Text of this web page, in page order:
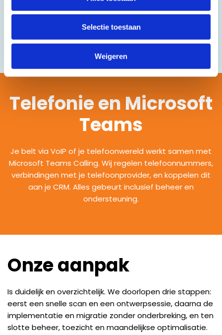
Selectie toestaan
Weigeren
werken en de kosten in de gaten houdt. Er is altijd een
back-up verbinding en een automatische
een probleem is.
Telefonie en Microsoft
Teams
Je belt via VoIP of je telefoonwereld werkt samen met
Microsoft Teams Calling. Wij regelen telefoonnummers,
verbindingen met je telefoonprovider, en koppelen dit
aan je CRM. Alles gebeurt inclusief beheer en
ondersteuning.
Onze aanpak
Is duidelijk en overzichtelijk. We doorlopen drie stappen:
eerst een snelle scan en een ontwerpsessie, daarna de
implementatie en migratie zonder onderbreking, en ten
slotte beheer, toezicht en maandelijkse optimalisatie.